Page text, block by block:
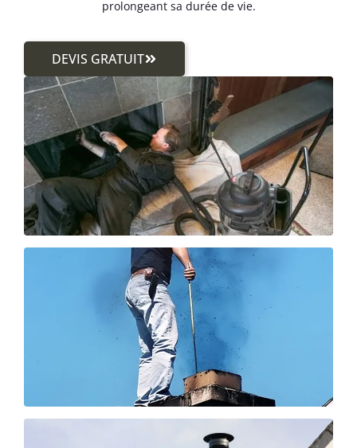
prolongeant sa durée de vie.
DEVIS GRATUIT